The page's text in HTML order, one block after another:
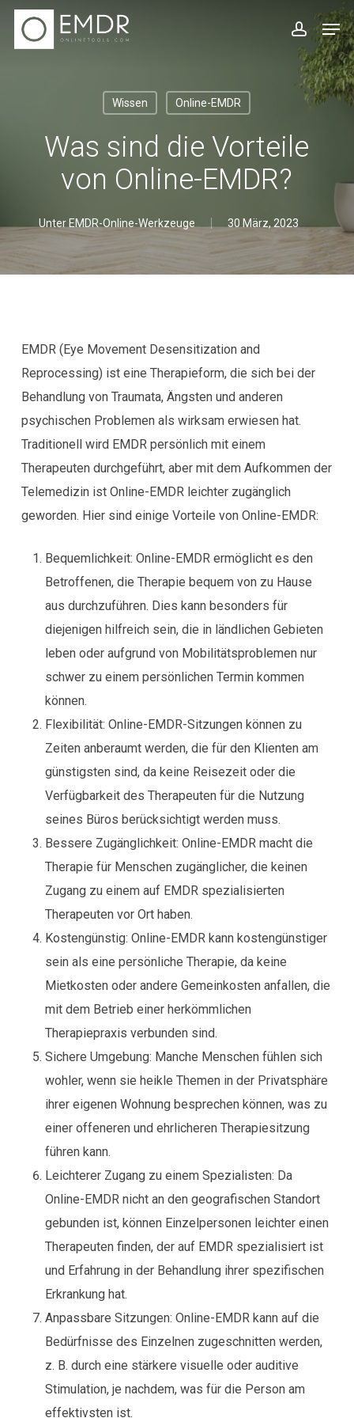
Zum
Hauptinhalt
Konto
Wissen Online-EMDR
Was sind die Vorteile
von Online-EMDR?
Unter EMDR-Online-Werkzeuge 30 März, 2023
EMDR (Eye Movement Desensitization and
Reprocessing) ist eine Therapieform, die sich bei der
Behandlung von Traumata, Ängsten und anderen
psychischen Problemen als wirksam erwiesen hat.
Traditionell wird EMDR persönlich mit einem
Therapeuten durchgeführt, aber mit dem Aufkommen der
Telemedizin ist Online-EMDR leichter zugänglich
geworden. Hier sind einige Vorteile von Online-EMDR:
Bequemlichkeit: Online-EMDR ermöglicht es den
Betroffenen, die Therapie bequem von zu Hause
aus durchzuführen. Dies kann besonders für
diejenigen hilfreich sein, die in ländlichen Gebieten
leben oder aufgrund von Mobilitätsproblemen nur
schwer zu einem persönlichen Termin kommen
können.
Flexibilität: Online-EMDR-Sitzungen können zu
Zeiten anberaumt werden, die für den Klienten am
günstigsten sind, da keine Reisezeit oder die
Verfügbarkeit des Therapeuten für die Nutzung
seines Büros berücksichtigt werden muss.
Bessere Zugänglichkeit: Online-EMDR macht die
Therapie für Menschen zugänglicher, die keinen
Zugang zu einem auf EMDR spezialisierten
Therapeuten vor Ort haben.
Kostengünstig: Online-EMDR kann kostengünstiger
sein als eine persönliche Therapie, da keine
Mietkosten oder andere Gemeinkosten anfallen, die
mit dem Betrieb einer herkömmlichen
Therapiepraxis verbunden sind.
Sichere Umgebung: Manche Menschen fühlen sich
wohler, wenn sie heikle Themen in der Privatsphäre
ihrer eigenen Wohnung besprechen können, was zu
einer offeneren und ehrlicheren Therapiesitzung
führen kann.
Leichterer Zugang zu einem Spezialisten: Da
Online-EMDR nicht an den geografischen Standort
gebunden ist, können Einzelpersonen leichter einen
Therapeuten finden, der auf EMDR spezialisiert ist
und Erfahrung in der Behandlung ihrer spezifischen
Erkrankung hat.
Anpassbare Sitzungen: Online-EMDR kann auf die
Bedürfnisse des Einzelnen zugeschnitten werden,
z. B. durch eine stärkere visuelle oder auditive
Stimulation, je nachdem, was für die Person am
effektivsten ist.